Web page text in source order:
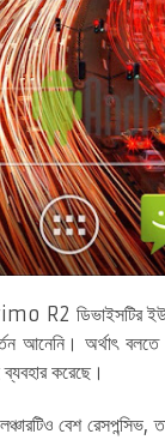
R2 ডিভাইসটির
আনেনি। অর্থাৎ বলতে
করেছে।
বেশ রেসপন্সিভ,